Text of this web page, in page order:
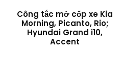
Công tắc mở cốp xe Kia
Morning, Picanto, Rio;
Hyundai Grand i10,
Accent